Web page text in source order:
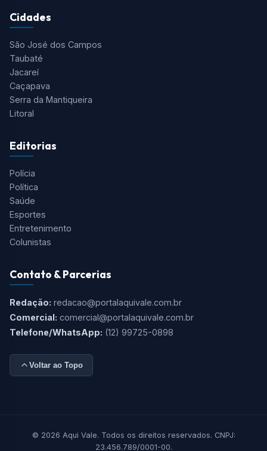
Cidades
São José dos Campos
Taubaté
Jacareí
Caçapava
Serra da Mantiqueira
Litoral
Editorias
Polícia
Política
Saúde
Esportes
Entretenimento
Colunistas
Contato & Parcerias
Redação: redacao@portalaquivale.com.br
Comercial: comercial@portalaquivale.com.br
Telefone/WhatsApp: (12) 99725-0898
Voltar ao Topo
© 2026 Aqui Vale. Todos os direitos reservados. CNPJ:
23.456.789/0001-00.